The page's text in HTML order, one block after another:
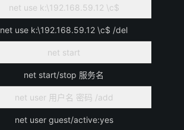
net use k:\192.168.59.12 \c$
net use k:\192.168.59.12 \c$ /del
net start
net start/stop 服务名
net user 用户名 密码 /add
net user guest/active:yes